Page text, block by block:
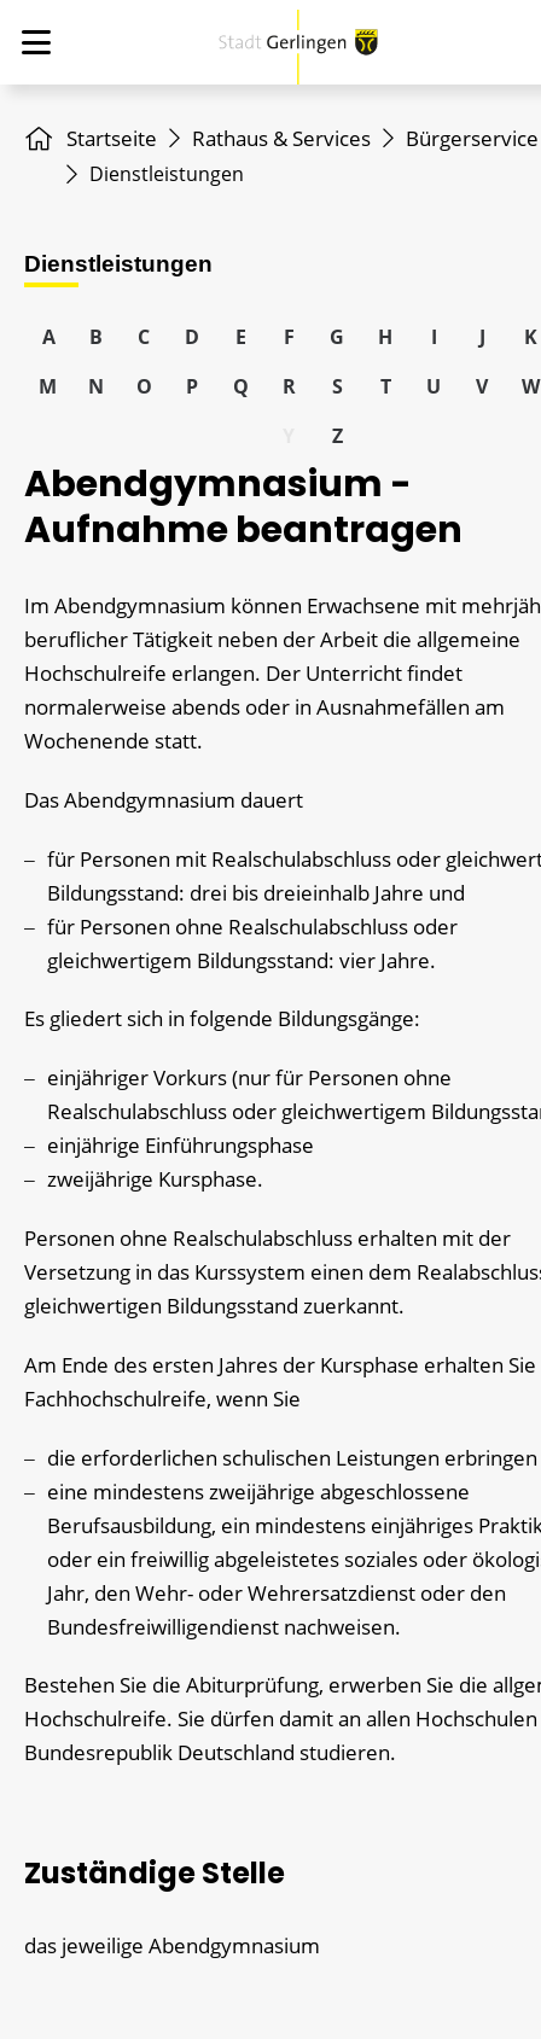
Startseite Rathaus & Services Bürgerservice
Dienstleistungen
Dienstleistungen
A B C D E F G H I J
K
M
N O P Q R S T U V
W
Z
Abendgymnasium -
Aufnahme beantragen
Im Abendgymnasium können Erwachsene mit
beruflicher Tätigkeit neben der Arbeit die allgemeine
Hochschulreife erlangen. Der Unterricht findet
normalerweise abends oder in Ausnahmefällen am
Wochenende statt.
Das Abendgymnasium dauert
für Personen mit Realschulabschluss oder
Bildungsstand: drei bis dreieinhalb Jahre und
für Personen ohne Realschulabschluss oder
gleichwertigem Bildungsstand: vier Jahre.
Es gliedert sich in folgende Bildungsgänge:
einjähriger Vorkurs (nur für Personen ohne
Realschulabschluss oder gleichwertigem
einjährige Einführungsphase
zweijährige Kursphase.
Personen ohne Realschulabschluss erhalten mit der
Versetzung in das Kurssystem einen dem
gleichwertigen Bildungsstand zuerkannt.
Am Ende des ersten Jahres der Kursphase erhalten
Fachhochschulreife, wenn Sie
die erforderlichen schulischen Leistungen
eine mindestens zweijährige abgeschlossene
Berufsausbildung, ein mindestens einjähriges
oder ein freiwillig abgeleistetes soziales oder
Jahr, den Wehr- oder Wehrersatzdienst oder den
Bundesfreiwilligendienst nachweisen.
Bestehen Sie die Abiturprüfung, erwerben Sie die
Hochschulreife. Sie dürfen damit an allen
Bundesrepublik Deutschland studieren.
Zuständige Stelle
das jeweilige Abendgymnasium